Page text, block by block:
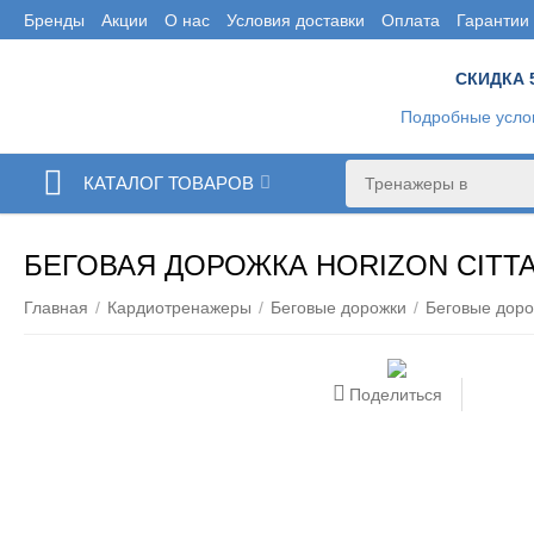
Бренды Акции О нас Условия доставки Оплата Гарантии
СКИДКА
Подробные
КАТАЛОГ ТОВАРОВ
БЕГОВАЯ ДОРОЖКА HORIZON
Главная / Кардиотренажеры / Беговые дорожки / Беговые
Поделиться